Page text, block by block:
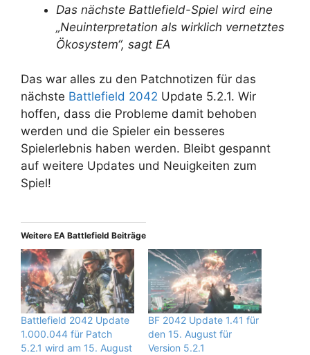
Das nächste Battlefield-Spiel wird eine
„Neuinterpretation als wirklich vernetztes
Ökosystem“, sagt EA
Das war alles zu den Patchnotizen für das
nächste Battlefield 2042 Update 5.2.1. Wir
hoffen, dass die Probleme damit behoben
werden und die Spieler ein besseres
Spielerlebnis haben werden. Bleibt gespannt
auf weitere Updates und Neuigkeiten zum
Spiel!
Weitere EA Battlefield Beiträge
Battlefield 2042 Update
1.000.044 für Patch
5.2.1 wird am 15. August
BF 2042 Update 1.41 für
den 15. August für
Version 5.2.1